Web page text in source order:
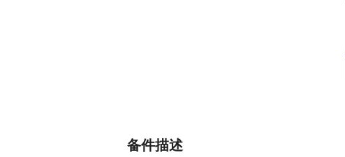
备件描述